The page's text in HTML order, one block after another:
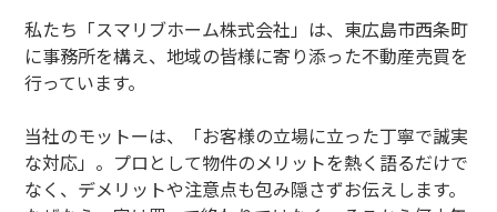
私たち「スマリブホーム株式会社」は、東広島市西条町
に事務所を構え、地域の皆様に寄り添った不動産売買を
行っています。
当社のモットーは、「お客様の立場に立った丁寧で誠実
な対応」。プロとして物件のメリットを熱く語るだけで
なく、デメリットや注意点も包み隠さずお伝えします。